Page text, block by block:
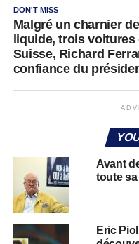
DON'T MISS
Malgré un charnier
liquide, trois
Suisse, Richard
confiance du
Avant
toute
Eric